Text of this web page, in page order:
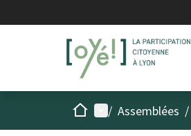
AccueilMenu principal
/ Assemblées /